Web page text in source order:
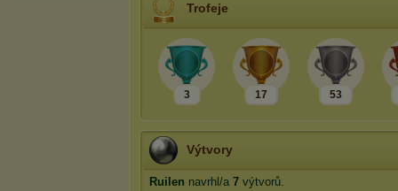
Trofeje
3 17 53
Výtvory
Ruilen navrhl/a 7 výtvorů.